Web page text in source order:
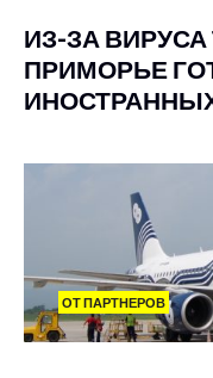
ИЗ-ЗА
ПРИМОРЬЕ
ОТ ПАРТНЕРОВ